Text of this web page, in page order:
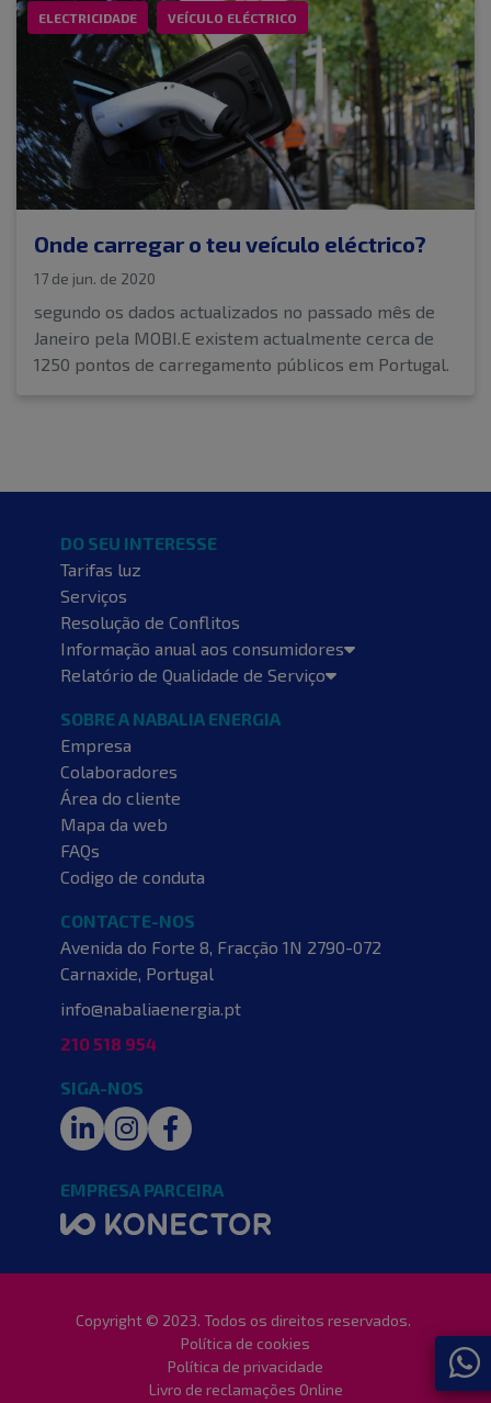
ELECTRICIDADE VEÍCULO ELÉCTRICO
Onde carregar o teu veículo eléctrico?
17 de jun. de 2020
segundo os dados actualizados no passado mês de
Janeiro pela MOBI.E existem actualmente cerca de
1250 pontos de carregamento públicos em Portugal.
CONTACTE-NOS
Avenida do Forte 8, Fracção 1N 2790-072
Carnaxide, Portugal
info@nabaliaenergia.pt
210 518 954
DO SEU INTERESSE
Tarifas luz
Serviços
Resolução de Conflitos
Informação anual aos consumidores
Relatório de Qualidade de Serviço
SOBRE A NABALIA ENERGIA
Empresa
Colaboradores
Área do cliente
Mapa da web
FAQs
Codigo de conduta
SIGA-NOS
LinkedInInstagramFacebook
EMPRESA PARCEIRA
Copyright © 2023. Todos os direitos reservados.
Política de cookies
Política de privacidade
Livro de reclamações Online